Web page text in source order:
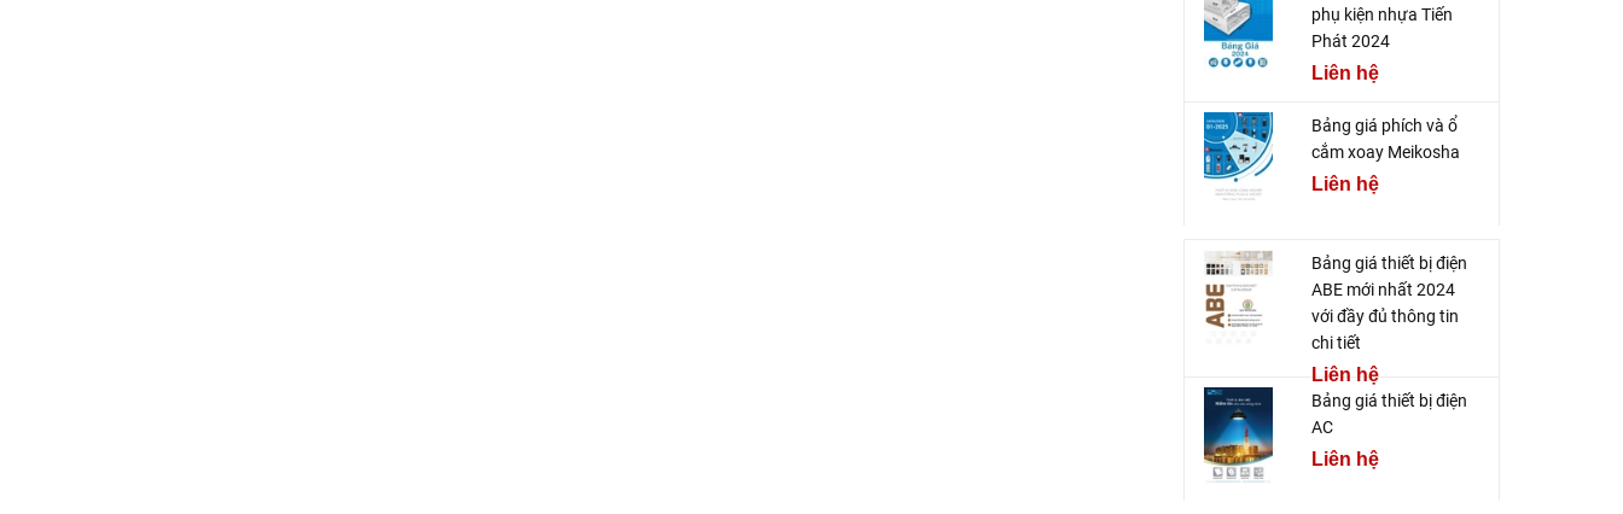
phụ kiện nhựa Tiến
Phát 2024
Liên hệ
Bảng giá phích và ổ
cắm xoay Meikosha
Liên hệ
Bảng giá thiết bị điện
ABE mới nhất 2024
với đầy đủ thông tin
chi tiết
Liên hệ
Bảng giá thiết bị điện
AC
Liên hệ